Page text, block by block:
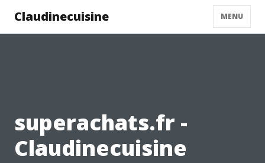
Claudinecuisine MENU
superachats.fr -
Claudinecuisine